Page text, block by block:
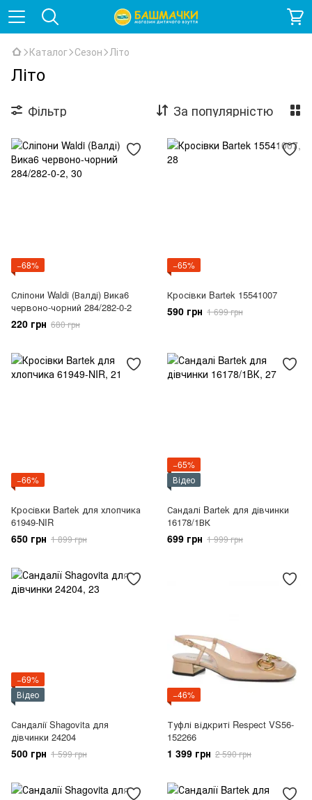
Каталог Сезон Літо
Літо
Фільтр За популярністю
−68%
Сліпони Waldi (Валді) Вика6
червоно-чорний 284/282-0-2
220 грн 680 грн
−65%
Кросівки Bartek 15541007
590 грн 1 699 грн
−66%
Кросівки Bartek для хлопчика
61949-NIR
650 грн 1 899 грн
−65%
Відео
Сандалі Bartek для дівчинки
16178/1ВК
699 грн 1 999 грн
−69%
Відео
Сандалії Shagovita для
дівчинки 24204
500 грн 1 599 грн
−46%
Туфлі відкриті Respect VS56-
152266
1 399 грн 2 590 грн